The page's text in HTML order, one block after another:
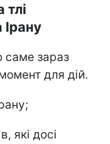
саме зараз
для дій.
які досі